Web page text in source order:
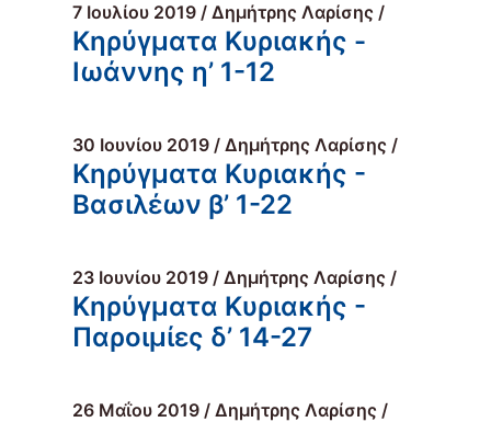
7 Ιουλίου 2019 / Δημήτρης Λαρίσης /
Κηρύγματα Κυριακής -
Ιωάννης η’ 1-12
30 Ιουνίου 2019 / Δημήτρης Λαρίσης /
Κηρύγματα Κυριακής -
Βασιλέων β’ 1-22
23 Ιουνίου 2019 / Δημήτρης Λαρίσης /
Κηρύγματα Κυριακής -
Παροιμίες δ’ 14-27
26 Μαΐου 2019 / Δημήτρης Λαρίσης /